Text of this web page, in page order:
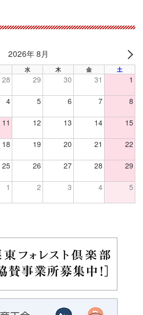
2026年 8月
水 木 金 土
28 29 30 31 1
4 5 6 7 8
11 12 13 14 15
18 19 20 21 22
25 26 27 28 29
1 2 3 4 5